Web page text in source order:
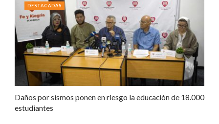
Daños por sismos ponen en riesgo la educación de 18.000
estudiantes
DESTACADAS